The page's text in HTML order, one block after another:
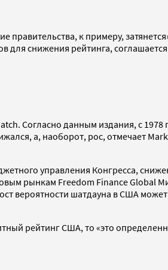
к примеру,
снижения рейтинга,
Согласно данным издания, с
а, наоборот, рос, отмечает
управления Конгресса,
рынкам Freedom Finance Global
вероятности шатдауна в США
рейтинг США, то «это